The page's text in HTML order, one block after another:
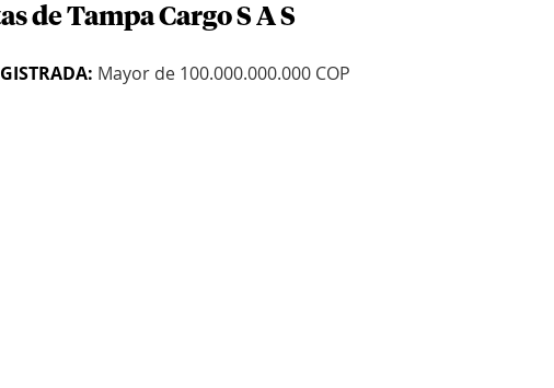
de Tampa Cargo S A S
Mayor de 100.000.000.000 COP